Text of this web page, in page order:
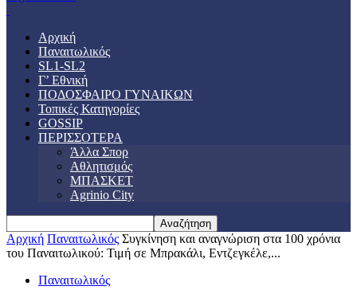
Αρχική
Παναιτωλικός
SL1-SL2
Γ’ Εθνική
ΠΟΔΟΣΦΑΙΡΟ ΓΥΝΑΙΚΩΝ
Τοπικές Κατηγορίες
GOSSIP
ΠΕΡΙΣΣΟΤΕΡΑ
Άλλα Σπορ
Αθλητισμός
ΜΠΑΣΚΕΤ
Agrinio City
Αρχική Παναιτωλικός Συγκίνηση και αναγνώριση στα 100 χρόνια
του Παναιτωλικού: Τιμή σε Μπρακάλι, Εντζεγκέλε,...
Παναιτωλικός